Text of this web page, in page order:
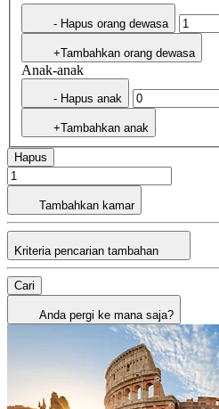
- Hapus orang dewasa
+Tambahkan orang dewasa
Anak-anak
- Hapus anak
+Tambahkan anak
Hapus
Tambahkan kamar
Kriteria pencarian tambahan
Cari
Anda pergi ke mana saja?